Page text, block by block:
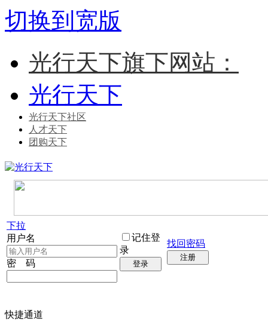
切换到宽版
光行天下旗下网站：
光行天下
光行天下社区
人才天下
团购天下
下拉
用户名
密 码
记住登
录
登录
找回密码
注册
快捷通道